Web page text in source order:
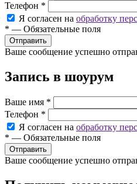
Телефон *
Я согласен на обработку
* — Обязательные поля
Ваше сообщение успешно
Запись в шоурум
Ваше имя *
Телефон *
Я согласен на обработку
* — Обязательные поля
Ваше сообщение успешно